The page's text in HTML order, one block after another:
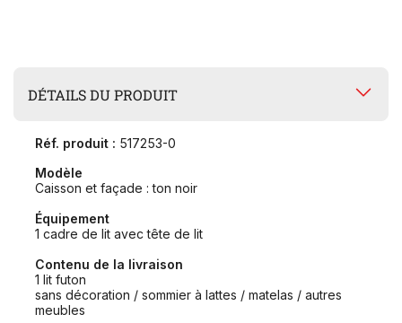
DÉTAILS DU PRODUIT
Réf. produit : 517253-0
Modèle
Caisson et façade : ton noir
Équipement
1 cadre de lit avec tête de lit
Contenu de la livraison
1 lit futon
sans décoration / sommier à lattes / matelas / autres
meubles